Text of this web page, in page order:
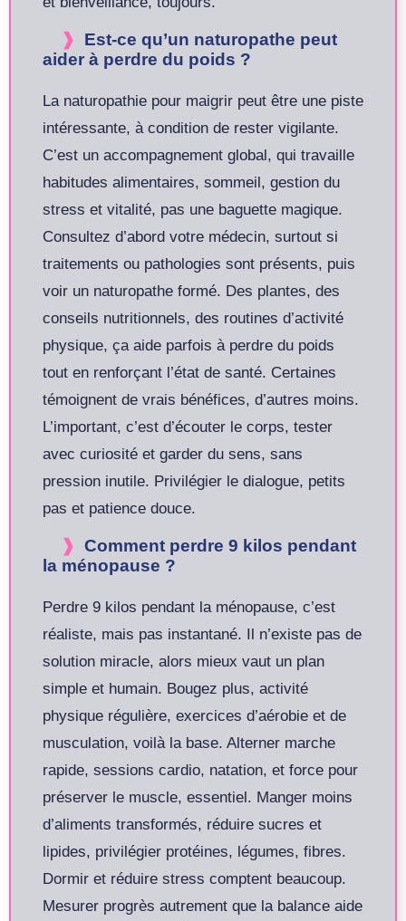
Est-ce qu’un naturopathe peut
aider à perdre du poids ?
La naturopathie pour maigrir peut être une piste
intéressante, à condition de rester vigilante.
C’est un accompagnement global, qui travaille
habitudes alimentaires, sommeil, gestion du
stress et vitalité, pas une baguette magique.
Consultez d’abord votre médecin, surtout si
traitements ou pathologies sont présents, puis
voir un naturopathe formé. Des plantes, des
conseils nutritionnels, des routines d’activité
physique, ça aide parfois à perdre du poids
tout en renforçant l’état de santé. Certaines
témoignent de vrais bénéfices, d’autres moins.
L’important, c’est d’écouter le corps, tester
avec curiosité et garder du sens, sans
pression inutile. Privilégier le dialogue, petits
pas et patience douce.
Comment perdre 9 kilos pendant
la ménopause ?
Perdre 9 kilos pendant la ménopause, c’est
réaliste, mais pas instantané. Il n’existe pas de
solution miracle, alors mieux vaut un plan
simple et humain. Bougez plus, activité
physique régulière, exercices d’aérobie et de
musculation, voilà la base. Alterner marche
rapide, sessions cardio, natation, et force pour
préserver le muscle, essentiel. Manger moins
d’aliments transformés, réduire sucres et
lipides, privilégier protéines, légumes, fibres.
Dormir et réduire stress comptent beaucoup.
Mesurer progrès autrement que la balance aide